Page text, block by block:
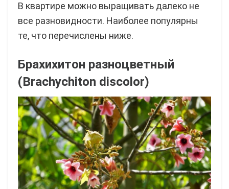
В квартире можно выращивать далеко не
все разновидности. Наиболее популярны
те, что перечислены ниже.
Брахихитон разноцветный
(Brachychiton discolor)